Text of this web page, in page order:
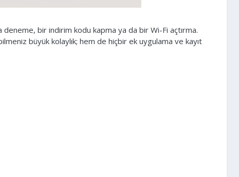
deneme, bir indirim kodu kapma ya da bir Wi-Fi açtırma.
büyük kolaylık; hem de hiçbir ek uygulama ve kayıt